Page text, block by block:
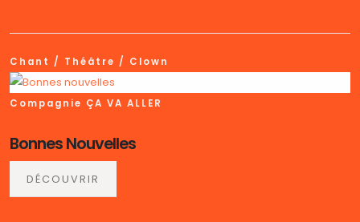
Chant / Théâtre / Clown
Compagnie ÇA VA ALLER
Bonnes Nouvelles
DÉCOUVRIR